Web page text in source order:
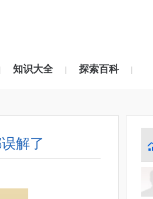
知识大全 | 探索百科 |
解了